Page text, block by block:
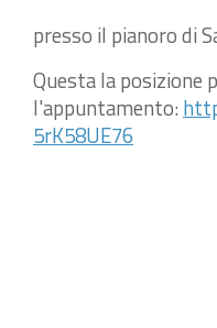
presso il pianoro di
Questa la posizione
l'appuntamento:
5rK58UE76